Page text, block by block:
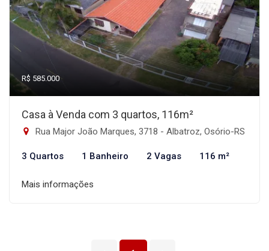
R$ 585.000
Casa à Venda com 3 quartos, 116m²
Rua Major João Marques, 3718 - Albatroz, Osório-RS
3 Quartos 1 Banheiro 2 Vagas 116 m²
Mais informações